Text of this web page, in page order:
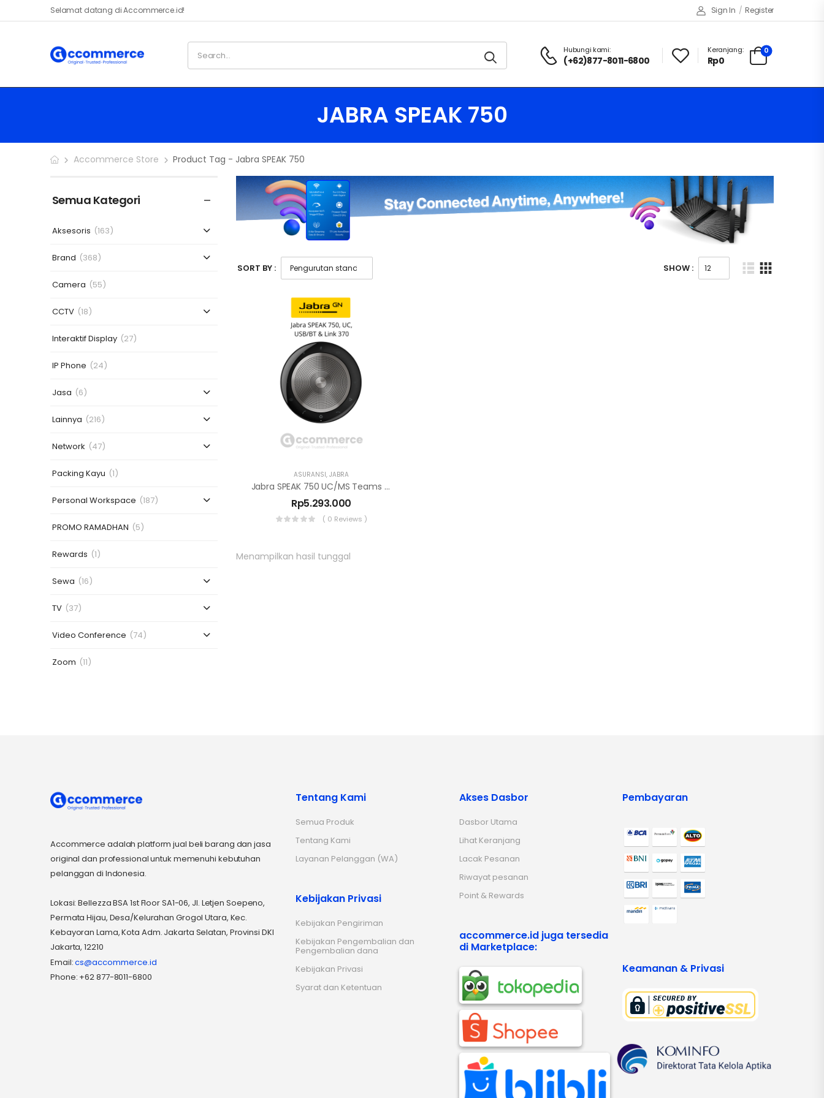
Selamat datang di Accommerce.id! Sign In / Register
Hubungi kami:
(+62)877-8011-6800
Keranjang:
Rp0
0
JABRA SPEAK 750
Accommerce Store Product Tag - Jabra SPEAK 750
Semua Kategori
Aksesoris (163)
Brand (368)
Camera (55)
CCTV (18)
Interaktif Display (27)
IP Phone (24)
Jasa (6)
Lainnya (216)
Network (47)
Packing Kayu (1)
Personal Workspace (187)
PROMO RAMADHAN (5)
Rewards (1)
Sewa (16)
TV (37)
Video Conference (74)
Zoom (11)
SORT BY : SHOW :
ASURANSI,JABRA
Jabra SPEAK 750 UC/MS Teams USB/ Bluetooth & Receiver Link 370
Rp5.293.000
( 0 Reviews )
Menampilkan hasil tunggal
Accommerce adalah platform jual beli barang dan jasa
original dan professional untuk memenuhi kebutuhan
pelanggan di Indonesia.
Lokasi: Bellezza BSA 1st Floor SA1-06, Jl. Letjen Soepeno,
Permata Hijau, Desa/Kelurahan Grogol Utara, Kec.
Kebayoran Lama, Kota Adm. Jakarta Selatan, Provinsi DKI
Jakarta, 12210
Email:cs@accommerce.id
Phone: +62 877-8011-6800
Tentang Kami
Semua Produk
Tentang Kami
Layanan Pelanggan (WA)
Kebijakan Privasi
Kebijakan Pengiriman
Kebijakan Pengembalian dan
Pengembalian dana
Kebijakan Privasi
Syarat dan Ketentuan
Akses Dasbor
Dasbor Utama
Lihat Keranjang
Lacak Pesanan
Riwayat pesanan
Point & Rewards
accommerce.id juga tersedia
di Marketplace:
Pembayaran
Keamanan & Privasi